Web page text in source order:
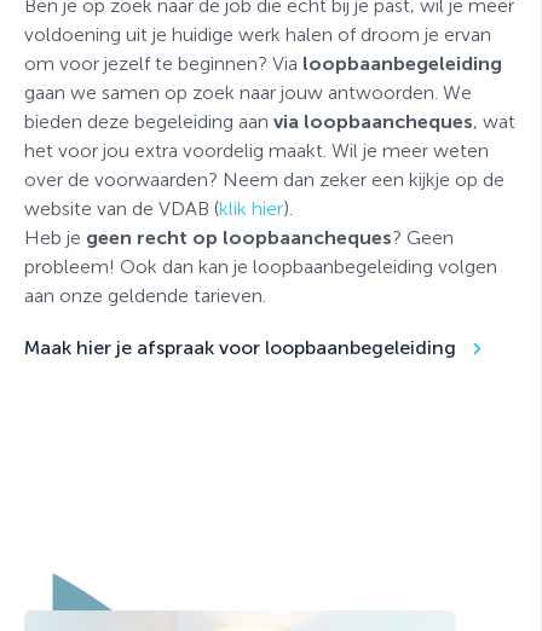
Ben je op zoek naar de job die echt bij je past, wil je meer
voldoening uit je huidige werk halen of droom je ervan
om voor jezelf te beginnen? Via loopbaanbegeleiding
gaan we samen op zoek naar jouw antwoorden. We
bieden deze begeleiding aan via loopbaancheques, wat
het voor jou extra voordelig maakt. Wil je meer weten
over de voorwaarden? Neem dan zeker een kijkje op de
website van de VDAB (klik hier).
Heb je geen recht op loopbaancheques? Geen
probleem! Ook dan kan je loopbaanbegeleiding volgen
aan onze geldende tarieven.
Maak hier je afspraak voor loopbaanbegeleiding